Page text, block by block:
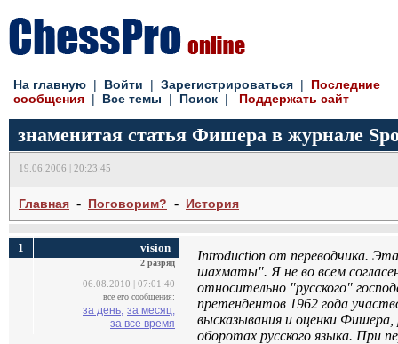
На главную | Войти | Зарегистрироваться | Последние
сообщения | Все темы | Поиск | Поддержать сайт
знаменитая статья Фишера в журнале
19.06.2006 | 20:23:45
Главная - Поговорим? - История
1 vision
2 разряд
06.08.2010 | 07:01:40
все его сообщения:
за день, за месяц,
за все время
Introduction от переводчика.
шахматы". Я не во всем
относительно "русского"
претендентов 1962 года
высказывания и оценки
оборотах русского языка. При